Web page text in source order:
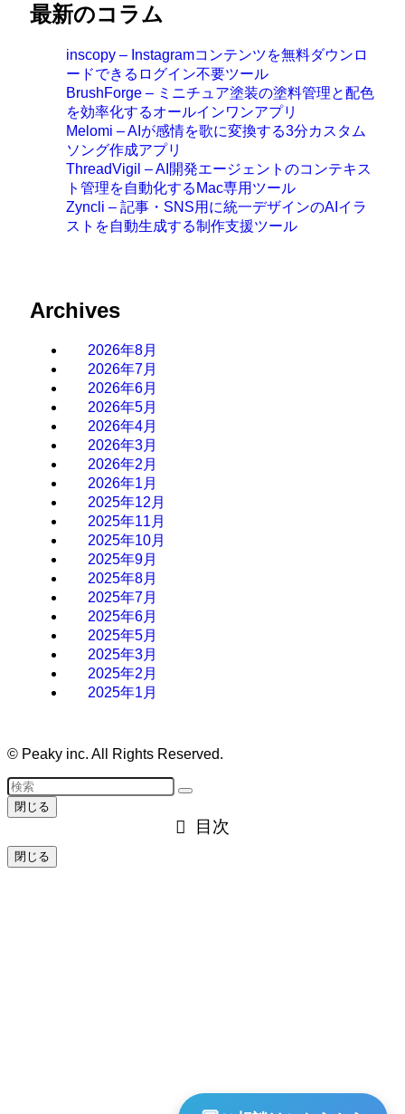
最新のコラム
inscopy – Instagramコンテンツを無料ダウンロ
ードできるログイン不要ツール
BrushForge – ミニチュア塗装の塗料管理と配色
を効率化するオールインワンアプリ
Melomi – AIが感情を歌に変換する3分カスタム
ソング作成アプリ
ThreadVigil – AI開発エージェントのコンテキス
ト管理を自動化するMac専用ツール
Zyncli – 記事・SNS用に統一デザインのAIイラ
ストを自動生成する制作支援ツール
Archives
2026年8月
2026年7月
2026年6月
2026年5月
2026年4月
2026年3月
2026年2月
2026年1月
2025年12月
2025年11月
2025年10月
2025年9月
2025年8月
2025年7月
2025年6月
2025年5月
2025年3月
2025年2月
2025年1月
© Peaky inc. All Rights Reserved.
閉じる
目次
閉じる